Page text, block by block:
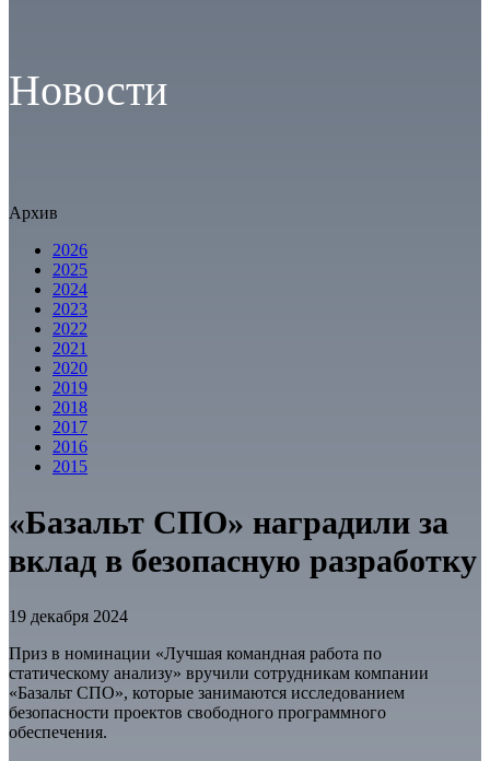
Новости
Архив
2026
2025
2024
2023
2022
2021
2020
2019
2018
2017
2016
2015
«Базальт СПО» наградили за
вклад в безопасную разработку
19 декабря 2024
Приз в номинации «Лучшая командная работа по
статическому анализу» вручили сотрудникам компании
«Базальт СПО», которые занимаются исследованием
безопасности проектов свободного программного
обеспечения.